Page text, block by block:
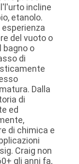
incline
etanolo.
del vuoto o
bagno o
di
Dalla
di
ed
di chimica e
Craig non
gli anni fa,